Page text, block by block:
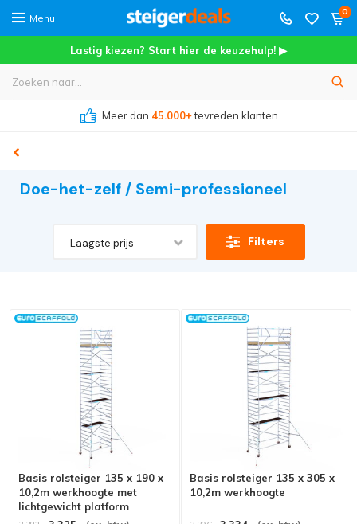
Menu
0
Lastig kiezen? Start hier de keuzehulp! ▶
Meer dan 45.000+tevreden klanten
Doe-het-zelf / Semi-professioneel
Laagste prijs Filters
Basis rolsteiger 135 x 190 x
10,2m werkhoogte met
lichtgewicht platform
Basis rolsteiger 135 x 305 x
10,2m werkhoogte